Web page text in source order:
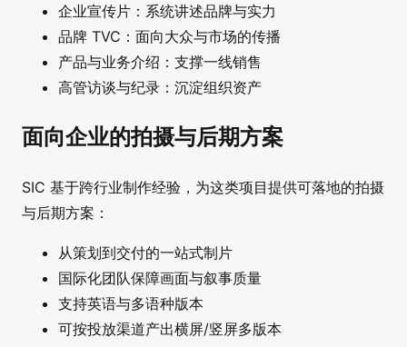
企业宣传片：系统讲述品牌与实力
品牌 TVC：面向大众与市场的传播
产品与业务介绍：支撑一线销售
高管访谈与纪录：沉淀组织资产
面向企业的拍摄与后期方案
SIC 基于跨行业制作经验，为这类项目提供可落地的拍摄
与后期方案：
从策划到交付的一站式制片
国际化团队保障画面与叙事质量
支持英语与多语种版本
可按投放渠道产出横屏/竖屏多版本